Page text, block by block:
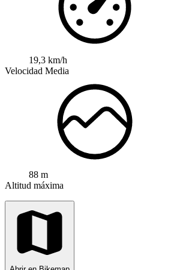
19,3 km/h
Velocidad Media
88 m
Altitud máxima